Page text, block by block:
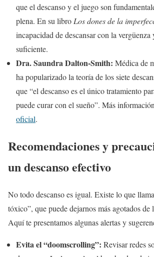
que el descanso y el juego son
plena. En su libro Los dones de la
incapacidad de descansar con la
suficiente.
Dra. Saundra Dalton-Smith: Médica de
ha popularizado la teoría de los siete
que “el descanso es el único tratamiento
puede curar con el sueño”. Más
oficial.
Recomendaciones y
un descanso efectivo
No todo descanso es igual. Existe lo que
tóxico”, que puede dejarnos más agotados de
Aquí te presentamos algunas alertas y
Evita el “doomscrolling”: Revisar redes